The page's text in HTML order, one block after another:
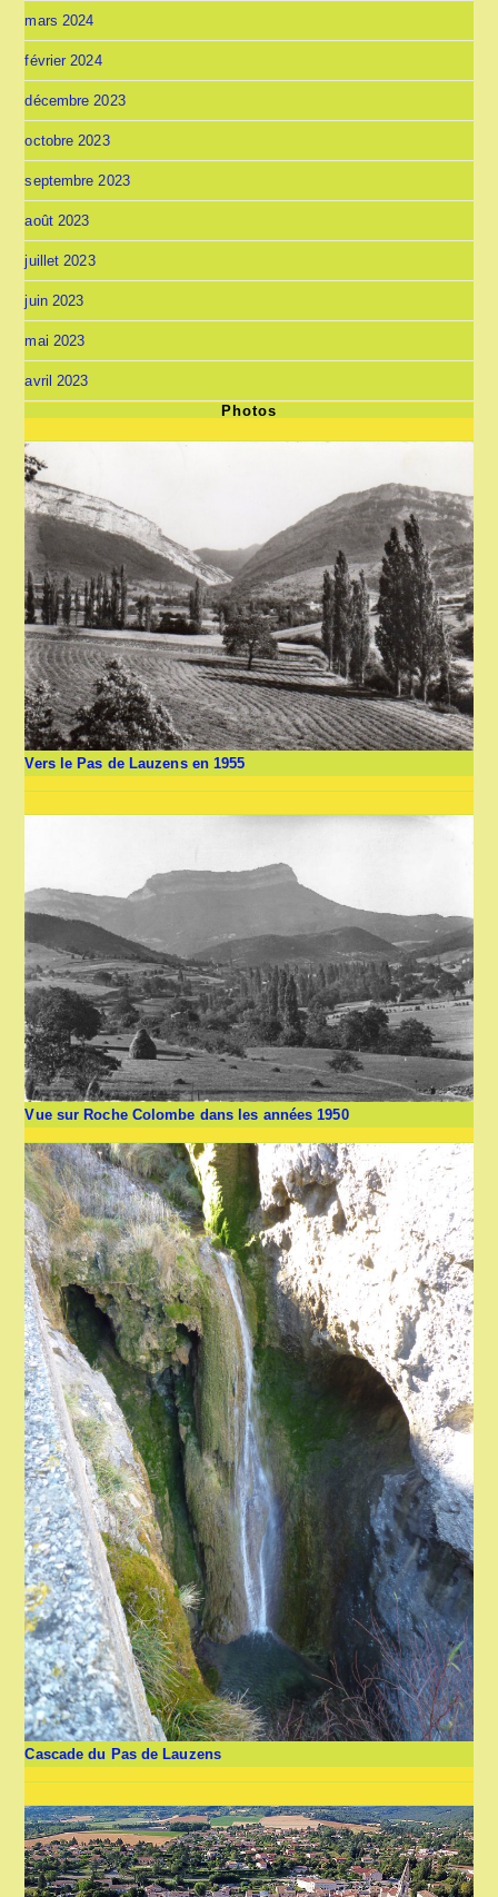
mars 2024
février 2024
décembre 2023
octobre 2023
septembre 2023
août 2023
juillet 2023
juin 2023
mai 2023
avril 2023
Photos
Vers le Pas de Lauzens en 1955
Vue sur Roche Colombe dans les années 1950
Cascade du Pas de Lauzens